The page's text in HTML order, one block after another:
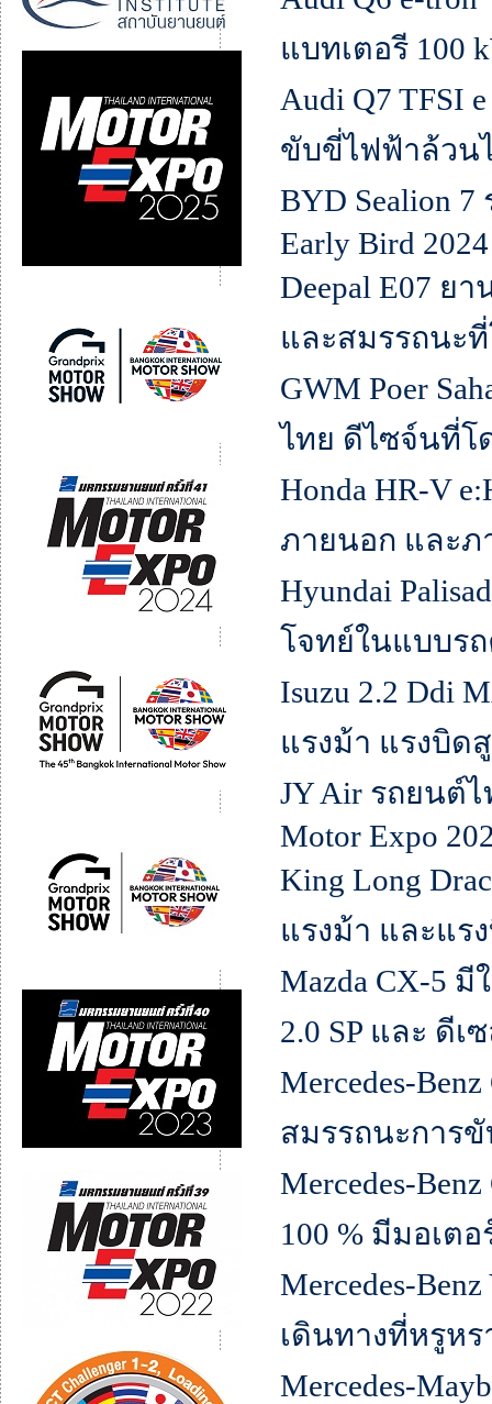
แบทเตอรี 100
Audi Q7 TFSI
ขับขี่ไฟฟ้าล้วน
BYD Sealion
Early Bird
Deepal E07
และสมรรถนะ
GWM Poer
ไทย ดีไซจ์นที่โ
Honda HR-V
ภายนอก และภ
Hyundai
โจทย์ในแบบร
Isuzu 2.2 Ddi
แรงม้า แรงบิด
JY Air รถยนต์
Motor Expo
King Long
แรงม้า และแร
Mazda CX-5
2.0 SP และ ดีเ
Mercedes-
สมรรถนะการ
Mercedes-
100 % มีมอเต
Mercedes-
เดินทางที่หรูห
Mercedes-